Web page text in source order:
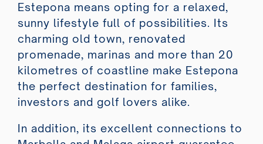
Estepona means opting for a relaxed,
sunny lifestyle full of possibilities. Its
charming old town, renovated
promenade, marinas and more than 20
kilometres of coastline make Estepona
the perfect destination for families,
investors and golf lovers alike.
In addition, its excellent connections to